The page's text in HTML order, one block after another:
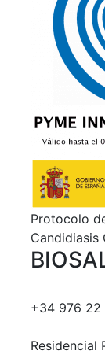
Protocolo
Candidiasis
+34 976 22
Residencial